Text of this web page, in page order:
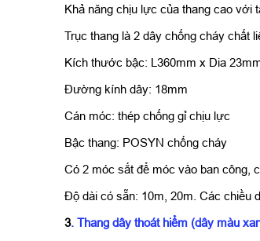
Khả năng chịu lực của thang cao với
Trục thang là 2 dây chống cháy chất
Kích thước bậc: L360mm x Dia
Đường kính dây: 18mm
Cán móc: thép chống gỉ chịu lực
Bậc thang: POSYN chống cháy
Có 2 móc sắt để móc vào ban công,
Độ dài có sẵn: 10m, 20m. Các chiều
3. Thang dây thoát hiểm (dây màu